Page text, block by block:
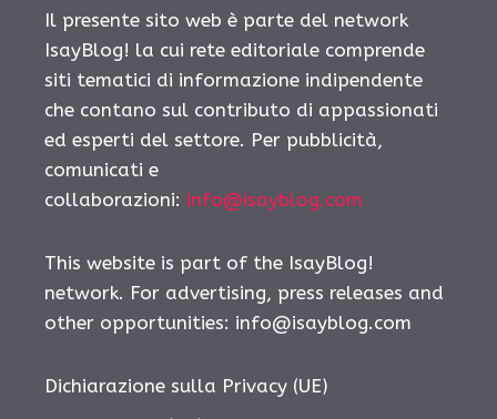
Il presente sito web è parte del network
IsayBlog! la cui rete editoriale comprende
siti tematici di informazione indipendente
che contano sul contributo di appassionati
ed esperti del settore. Per pubblicità,
comunicati e
collaborazioni: info@isayblog.com
This website is part of the IsayBlog!
network. For advertising, press releases and
other opportunities: info@isayblog.com
Dichiarazione sulla Privacy (UE)